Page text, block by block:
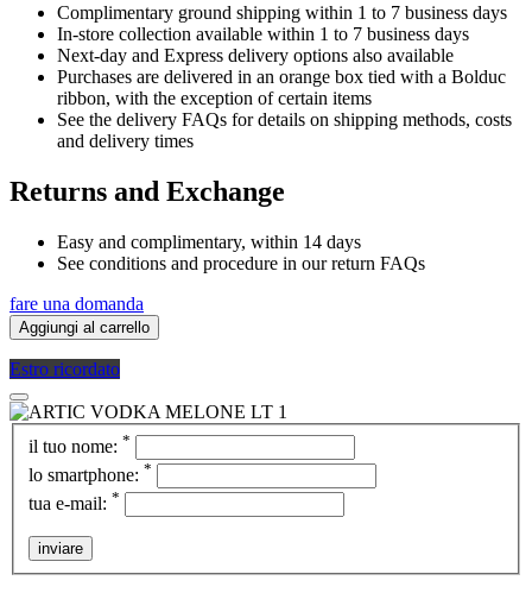
Complimentary ground shipping within 1 to 7 business days
In-store collection available within 1 to 7 business days
Next-day and Express delivery options also available
Purchases are delivered in an orange box tied with a Bolduc
ribbon, with the exception of certain items
See the delivery FAQs for details on shipping methods, costs
and delivery times
Returns and Exchange
Easy and complimentary, within 14 days
See conditions and procedure in our return FAQs
fare una domanda
Aggiungi al carrello
Estro ricordato
il tuo nome: *
lo smartphone: *
tua e-mail: *
inviare